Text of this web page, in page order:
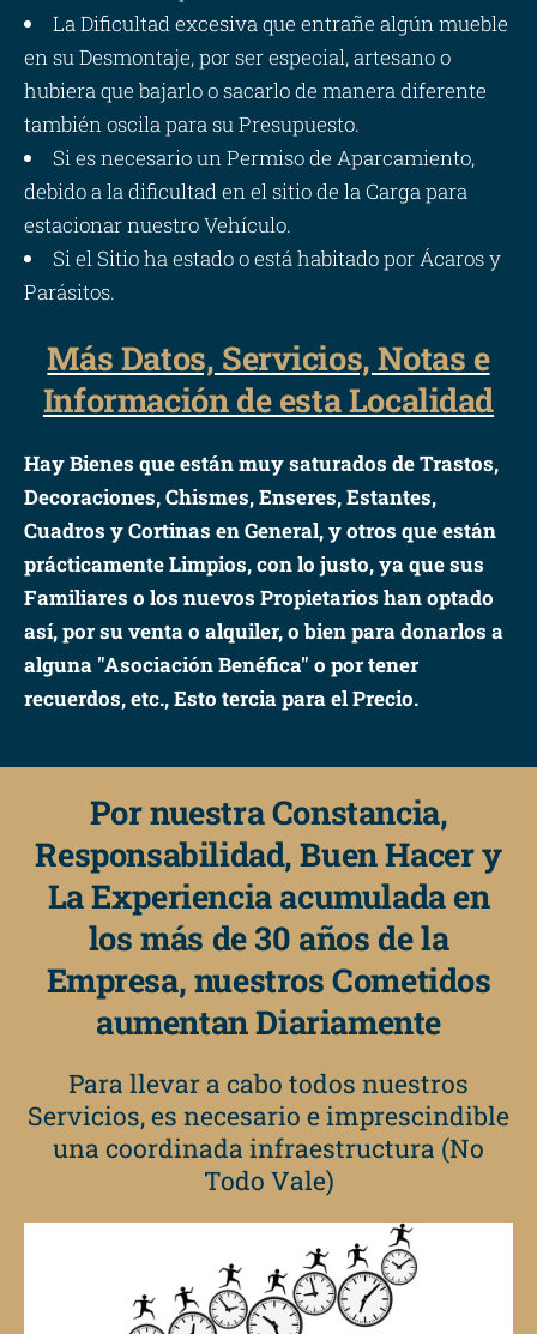
La Dificultad excesiva que entrañe algún mueble
en su Desmontaje, por ser especial, artesano o
hubiera que bajarlo o sacarlo de manera diferente
también oscila para su Presupuesto.
Si es necesario un Permiso de Aparcamiento,
debido a la dificultad en el sitio de la Carga para
estacionar nuestro Vehículo.
Si el Sitio ha estado o está habitado por Ácaros y
Parásitos.
Más Datos, Servicios, Notas e
Información de esta Localidad
Hay Bienes que están muy saturados de Trastos,
Decoraciones, Chismes, Enseres, Estantes,
Cuadros y Cortinas en General, y otros que están
prácticamente Limpios, con lo justo, ya que sus
Familiares o los nuevos Propietarios han optado
así, por su venta o alquiler, o bien para donarlos a
alguna "Asociación Benéfica" o por tener
recuerdos, etc., Esto tercia para el Precio.
Por nuestra Constancia,
Responsabilidad, Buen Hacer y
La Experiencia acumulada en
los más de 30 años de la
Empresa, nuestros Cometidos
aumentan Diariamente
Para llevar a cabo todos nuestros
Servicios, es necesario e imprescindible
una coordinada infraestructura (No
Todo Vale)